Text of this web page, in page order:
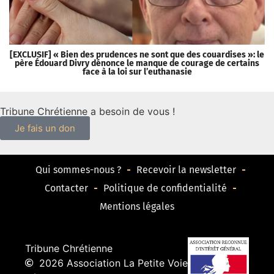
Je soutiens
Tribune
Chrétienne
Tribune Chrétienne
que des
contributions
volontaires de ses
donateurs.
Je fais un
Recevez